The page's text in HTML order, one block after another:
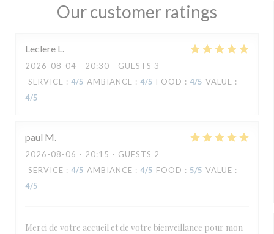
Our customer ratings
Leclere L
2026-08-04 - 20:30 - GUESTS 3
SERVICE : 4/5 AMBIANCE : 4/5 FOOD : 4/5 VALUE :
4/5
paul M
2026-08-06 - 20:15 - GUESTS 2
SERVICE : 4/5 AMBIANCE : 4/5 FOOD : 5/5 VALUE :
4/5
Merci de votre accueil et de votre bienveillance pour mon